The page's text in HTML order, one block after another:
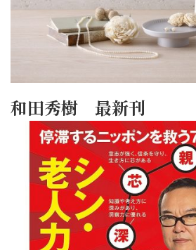
和田秀樹 最新刊